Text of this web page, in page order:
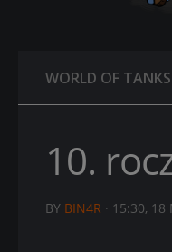
WORLD OF TANKS
10.
BY BIN4R · 15:30, 18